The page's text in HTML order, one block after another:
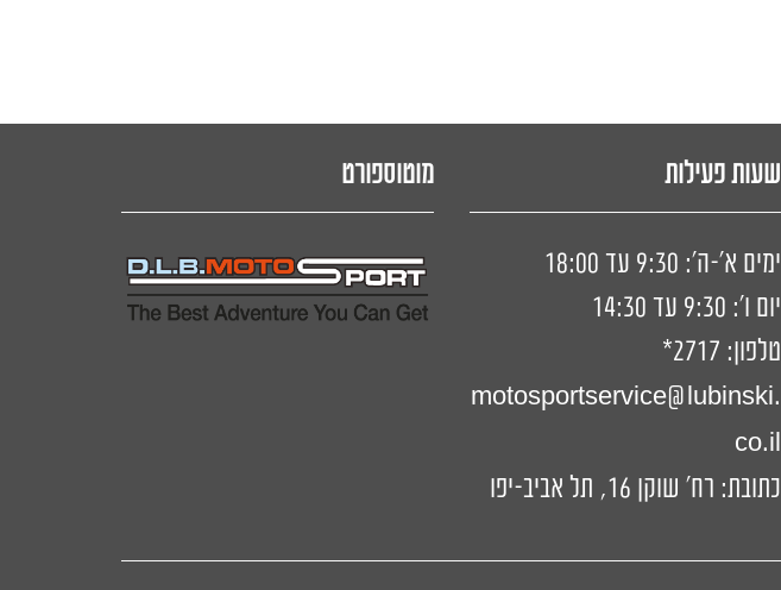
שעות פעילות
ימים א'-ה': 9:30 עד 18:00
יום ו': 9:30 עד 14:30
טלפון: 2717*
motosportservice@lubinski.
co.il
כתובת: רח' שוקן 16, תל אביב-יפו
מוטוספורט